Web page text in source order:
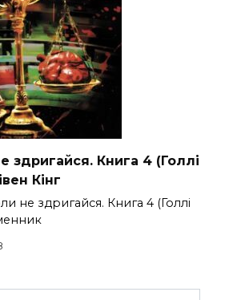
здригайся. Книга 4 (Голлі
Кінг
не здригайся. Книга 4 (Голлі